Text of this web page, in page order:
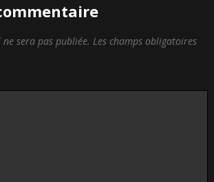
sera pas publiée. Les champs obligatoires